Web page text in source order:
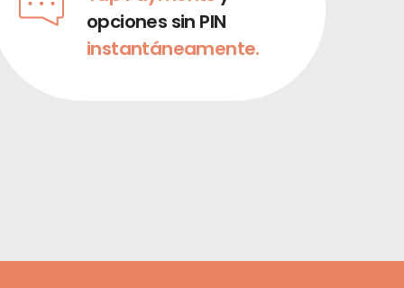
opciones sin PIN
instantáneamente.